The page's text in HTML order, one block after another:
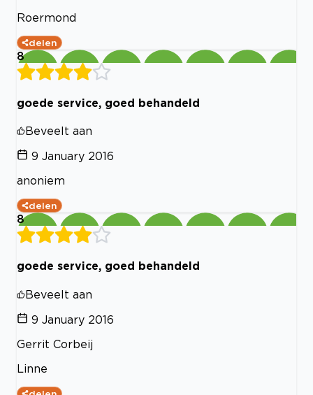
Roermond
delen
8
goede service, goed behandeld
Beveelt aan
9 January 2016
anoniem
delen
8
goede service, goed behandeld
Beveelt aan
9 January 2016
Gerrit Corbeij
Linne